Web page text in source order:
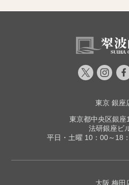
東京 銀座
東京都中央区銀座
法研銀座ビ
平日・土曜 10：00～18
大阪 梅田